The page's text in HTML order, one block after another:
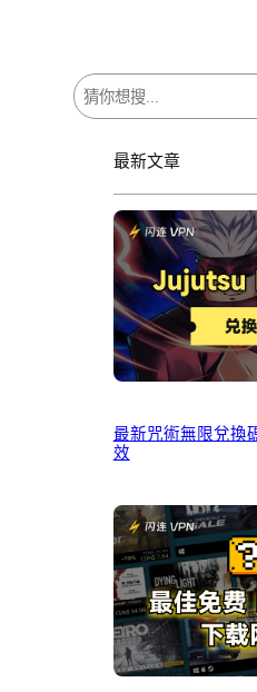
搜
尋
最新文章
最新咒術無限兌換
效